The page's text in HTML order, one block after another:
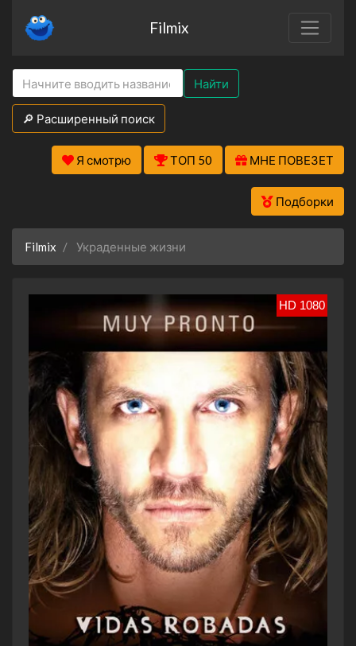
Filmix
Найти
🔎 Расширенный поиск
Я смотрю ТОП 50 МНЕ ПОВЕЗЕТ
Подборки
Filmix Украденные жизни
HD 1080